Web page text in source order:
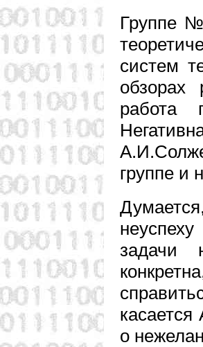
Группе
систем
обзорах
работа
группе и
задачи
о